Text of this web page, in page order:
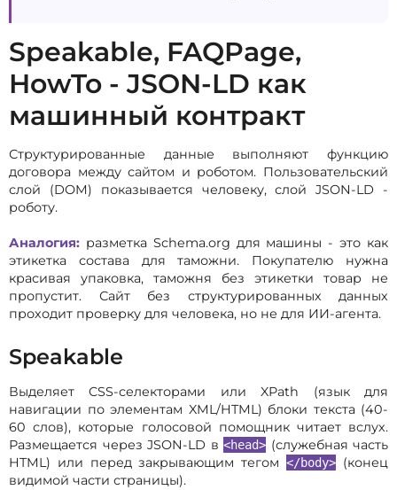
Speakable, FAQPage,
HowTo - JSON-LD как
машинный контракт
Структурированные данные выполняют функцию
договора между сайтом и роботом. Пользовательский
слой (DOM) показывается человеку, слой JSON-LD -
роботу.
Аналогия: разметка Schema.org для машины - это как
этикетка состава для таможни. Покупателю нужна
красивая упаковка, таможня без этикетки товар не
пропустит. Сайт без структурированных данных
проходит проверку для человека, но не для ИИ-агента.
Speakable
Выделяет CSS-селекторами или XPath (язык для
навигации по элементам XML/HTML) блоки текста (40-
60 слов), которые голосовой помощник читает вслух.
Размещается через JSON-LD в <head> (служебная часть
HTML) или перед закрывающим тегом</body> (конец
видимой части страницы).